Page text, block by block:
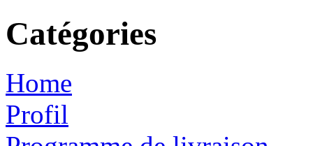
Catégories
Home
Profil